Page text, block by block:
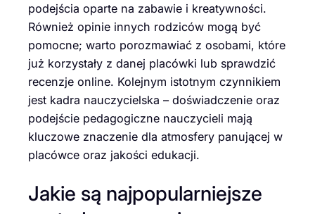
podejścia oparte na zabawie i kreatywności.
Również opinie innych rodziców mogą być
pomocne; warto porozmawiać z osobami, które
już korzystały z danej placówki lub sprawdzić
recenzje online. Kolejnym istotnym czynnikiem
jest kadra nauczycielska – doświadczenie oraz
podejście pedagogiczne nauczycieli mają
kluczowe znaczenie dla atmosfery panującej w
placówce oraz jakości edukacji.
Jakie są najpopularniejsze